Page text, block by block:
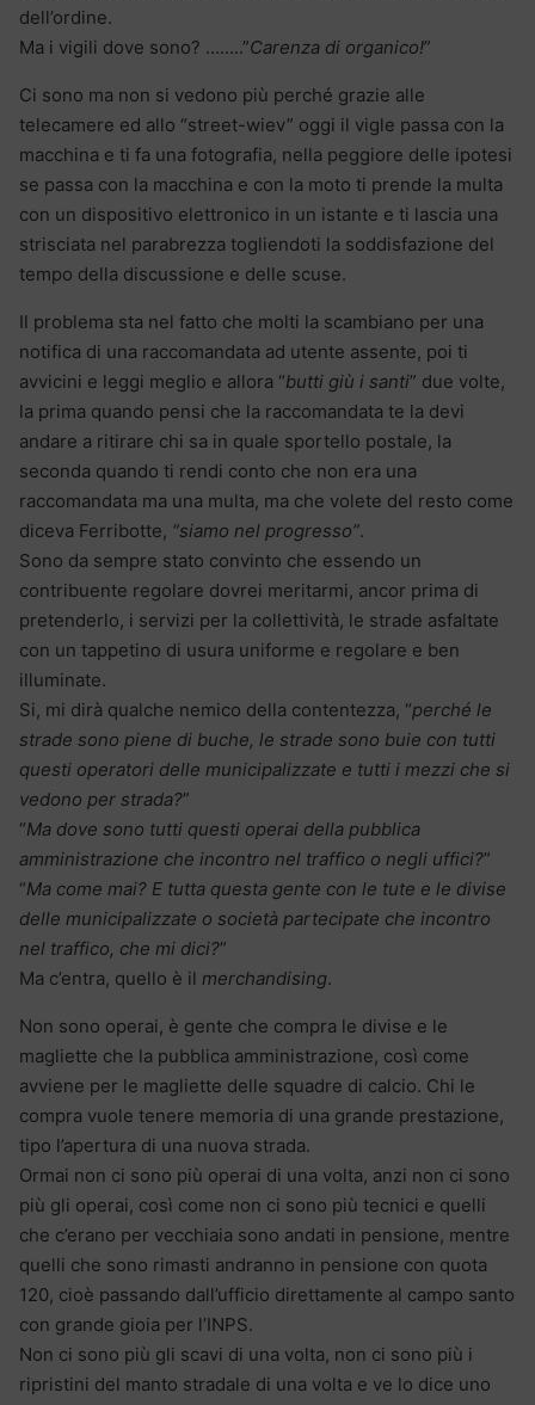
dell’ordine.
Ma i vigili dove sono? ……..”Carenza di organico!”
Ci sono ma non si vedono più perché grazie alle
telecamere ed allo “street-wiev” oggi il vigle passa con la
macchina e ti fa una fotografia, nella peggiore delle ipotesi
se passa con la macchina e con la moto ti prende la multa
con un dispositivo elettronico in un istante e ti lascia una
strisciata nel parabrezza togliendoti la soddisfazione del
tempo della discussione e delle scuse.
Il problema sta nel fatto che molti la scambiano per una
notifica di una raccomandata ad utente assente, poi ti
avvicini e leggi meglio e allora “butti giù i santi” due volte,
la prima quando pensi che la raccomandata te la devi
andare a ritirare chi sa in quale sportello postale, la
seconda quando ti rendi conto che non era una
raccomandata ma una multa, ma che volete del resto come
diceva Ferribotte, “siamo nel progresso”.
Sono da sempre stato convinto che essendo un
contribuente regolare dovrei meritarmi, ancor prima di
pretenderlo, i servizi per la collettività, le strade asfaltate
con un tappetino di usura uniforme e regolare e ben
illuminate.
Si, mi dirà qualche nemico della contentezza, “perché le
strade sono piene di buche, le strade sono buie con tutti
questi operatori delle municipalizzate e tutti i mezzi che si
vedono per strada?”
“Ma dove sono tutti questi operai della pubblica
amministrazione che incontro nel traffico o negli uffici?”
“Ma come mai? E tutta questa gente con le tute e le divise
delle municipalizzate o società partecipate che incontro
nel traffico, che mi dici?”
Ma c’entra, quello è il merchandising.
Non sono operai, è gente che compra le divise e le
magliette che la pubblica amministrazione, così come
avviene per le magliette delle squadre di calcio. Chi le
compra vuole tenere memoria di una grande prestazione,
tipo l’apertura di una nuova strada.
Ormai non ci sono più operai di una volta, anzi non ci sono
più gli operai, così come non ci sono più tecnici e quelli
che c’erano per vecchiaia sono andati in pensione, mentre
quelli che sono rimasti andranno in pensione con quota
120, cioè passando dall’ufficio direttamente al campo santo
con grande gioia per l’INPS.
Non ci sono più gli scavi di una volta, non ci sono più i
ripristini del manto stradale di una volta e ve lo dice uno